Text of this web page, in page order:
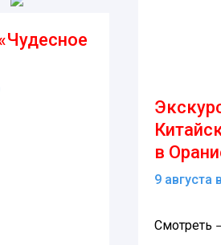
в
9 августа
Смотреть